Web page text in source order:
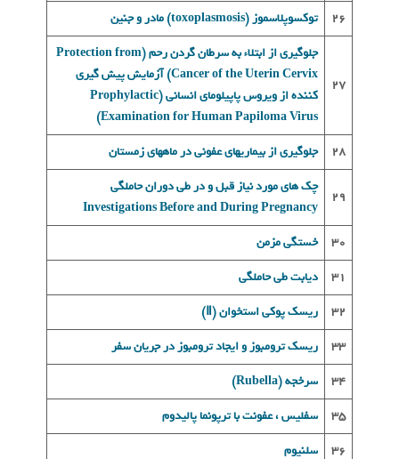
26
توکسوپلاسموز (toxoplasmosis) مادر و جنين
27
جلوگیری از ابتلاء به سرطان گردن رحم (Protection from
Cancer of the Uterin Cervix) آزمايش پيش گيری
کننده از ويروس پاپيلومای انسانی (Prophylactic
Examination for Human Papiloma Virus)
28
جلوگيری از بيماريهای عفونی در ماههای زمستان
29
چک های مورد نياز قبل و در طی دوران حاملگی
Investigations Before and During Pregnancy
30
خستگی مزمن
31
ديابت طی حاملگی
32
ريسک پوکی استخوان (Ⅱ)
33
ريسک ترومبوز و ايجاد ترومبوز در جريان سفر
34
سرخجه (Rubella)
35
سفلیس ، عفونت با ترپونما پالیدوم
36
سلنيوم